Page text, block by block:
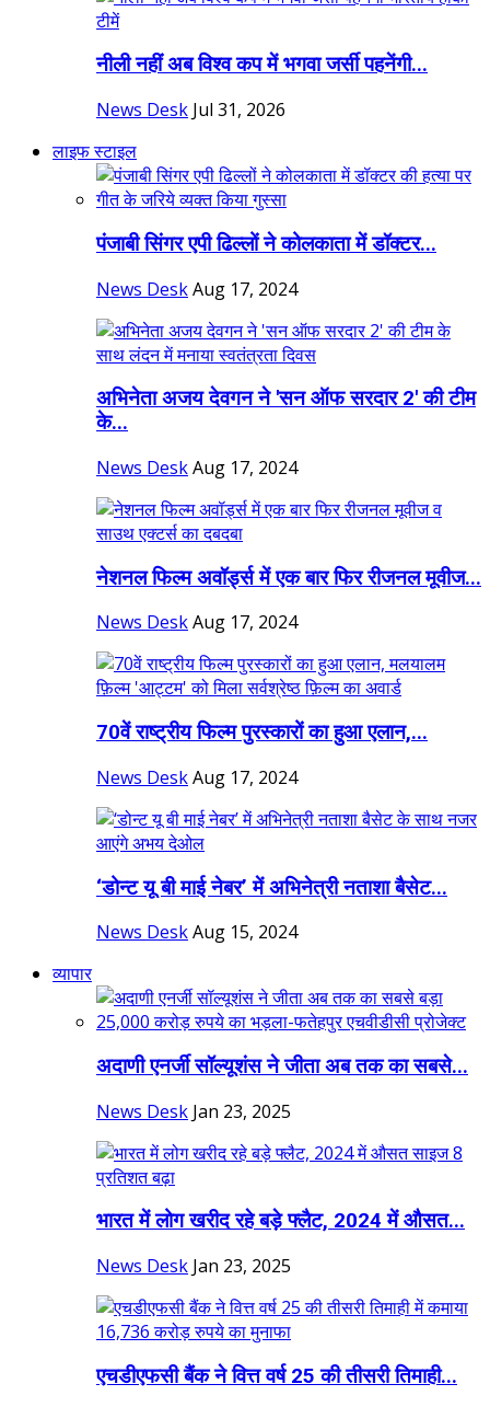
नीली नहीं अब विश्व कप में भगवा जर्सी पहनेंगी...
News Desk Jul 31, 2026
लाइफ स्टाइल
पंजाबी सिंगर एपी ढिल्लों ने कोलकाता में डॉक्टर...
News DeskAug 17, 2024
अभिनेता अजय देवगन ने 'सन ऑफ सरदार 2' की टीम
के...
News DeskAug 17, 2024
नेशनल फिल्म अवॉर्ड्स में एक बार फिर रीजनल मूवीज...
News DeskAug 17, 2024
70वें राष्ट्रीय फिल्म पुरस्कारों का हुआ एलान,...
News DeskAug 17, 2024
‘डोन्ट यू बी माई नेबर’ में अभिनेत्री नताशा बैसेट...
News DeskAug 15, 2024
व्यापार
अदाणी एनर्जी सॉल्यूशंस ने जीता अब तक का सबसे...
News Desk Jan 23, 2025
भारत में लोग खरीद रहे बड़े फ्लैट, 2024 में औसत...
News Desk Jan 23, 2025
एचडीएफसी बैंक ने वित्त वर्ष 25 की तीसरी तिमाही...